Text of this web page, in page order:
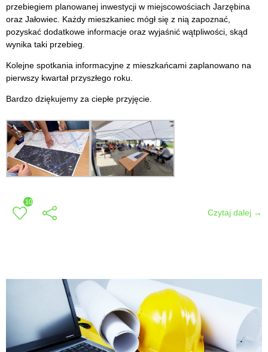
przebiegiem planowanej inwestycji w miejscowościach Jarzębina
oraz Jałowiec. Każdy mieszkaniec mógł się z nią zapoznać,
pozyskać dodatkowe informacje oraz wyjaśnić wątpliwości, skąd
wynika taki przebieg.
Kolejne spotkania informacyjne z mieszkańcami zaplanowano na
pierwszy kwartał przyszłego roku.
Bardzo dziękujemy za ciepłe przyjęcie.
10
Czytaj dalej →